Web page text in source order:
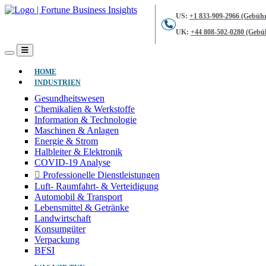
US: +1 833-909-2966
UK: +44 808-502-0280
HOME(AKTUELL)
INDUSTRIEN
Gesundheitswesen
Chemikalien & Werkstoffe
Information & Technologie
Maschinen & Anlagen
Energie & Strom
Halbleiter & Elektronik
COVID-19 Analyse
Professionelle Dienstleistungen
Luft- Raumfahrt- & Verteidigung
Automobil & Transport
Lebensmittel & Getränke
Landwirtschaft
Konsumgüter
Verpackung
BFSI